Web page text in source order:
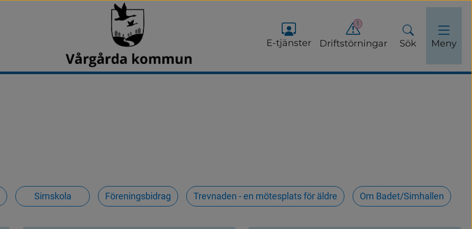
E-tjänster Driftstörningar
1
Sök Meny
Simskola Föreningsbidrag Trevnaden - en mötesplats för äldre Om Badet/Simhallen